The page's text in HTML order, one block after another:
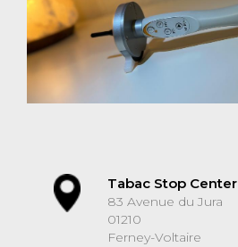
Tabac Stop Center
83 Avenue du Jura
01210
Ferney-Voltaire